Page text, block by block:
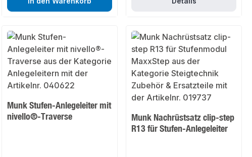
Munk Stufen-Anlegeleiter mit
nivello®-Traverse
Munk Nachrüstsatz clip-step
R13 für Stufen-Anlegeleiter